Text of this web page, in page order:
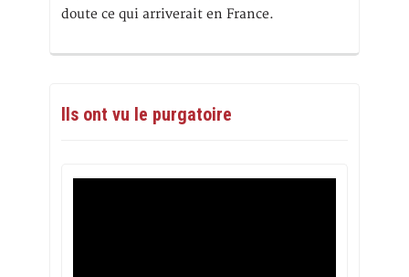
doute ce qui arriverait en France.
Ils ont vu le purgatoire